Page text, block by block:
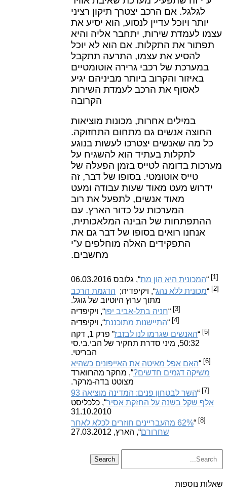
לגלגל. אם הרכב יצטרך תיקון רציני
יותר ויוכל עדיין לנסוע, הוא יסיע את
עצמו לעמדת שירות, יתחבר אליה והיא
תפתור את התקלות. אם הוא לא יוכל
להסיע את עצמו, התרעה תתקבל
במערכת של רכבי גרירה אוטומטיים
באיזור והקרוב ביותר מביניהם יגיע
לאסוף את הרכב לעמדת השירות
הקרובה
במילים אחרות, מכונות מוציאות
החוצה אנשים גם מתחום התחזוקה.
כל מה שאנשים יצטרכו לעשות בנוגע
לתקלות בעתיד הוא להשגיח על
מערכות בדומה לטייס בזמן הפעלה של
טייס אוטומטי. בסופו של דבר, זה
ידרוש מעט מאוד שעות עבודה ומעט
מאוד אנשים, לתפעל את רוב
המערכות על כדור הארץ. עם
ההתפתחות של הבינה המלאכותית,
אנחנו רואים בסופו של דבר גם את
התפקידים האלה מוחלפים ע”י
מחשבים.
[1]
“המכונית היא הון מת“, גלובס 06.03.2016
[2]
“מכונית ללא נהג“, ויקיפדיה; הדגמת הרכב
מתוך ערוץ היוטיוב של גוגל.
[3]
“חניה בתל-אביב יפו“, ויקיפדיה
[4]
“התיישנות מתוכננת“, ויקיפדיה
[5]
“האנשים שגרמו לנו לבזבז
” פרק 1, דקה
50:32, מיני סדרת תחקיר של הבי.בי.סי
הבריטי.
[6]
“האם אפל מאיטה את האייפונים כשהיא
משיקה דגמים חדשים?“, מחקר מהרווארד
מצוטט בדה-מרקר.
[7]
“
השר לבטחון פנים: המדינה מוציאה 93
אלף שקל בשנה על החזקת אסיר“, כלכליסט
31.10.2010
[8]
“
62% מהעבריינים חוזרים לכלא לאחר
שחרורם“, הארץ, 27.03.2012
שאלות נוספות